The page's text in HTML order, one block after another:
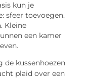
kun je
sfeer toevoegen.
Kleine
een kamer
de kussenhoezen
plaid over een